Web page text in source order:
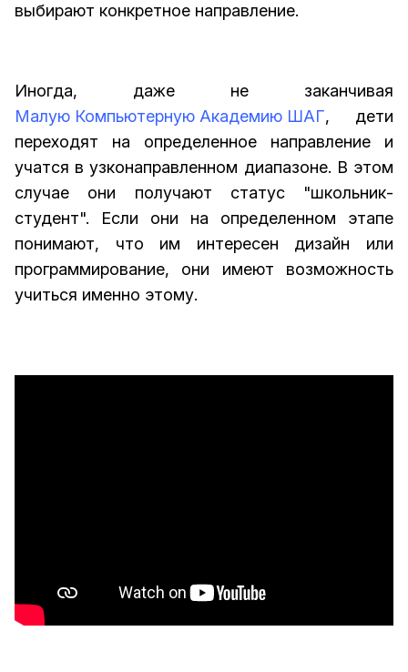
выбирают конкретное направление.
Иногда, даже не заканчивая
Малую Компьютерную Академию ШАГ, дети
переходят на определенное направление и
учатся в узконаправленном диапазоне. В этом
случае они получают статус "школьник-
студент". Если они на определенном этапе
понимают, что им интересен дизайн или
программирование, они имеют возможность
учиться именно этому.